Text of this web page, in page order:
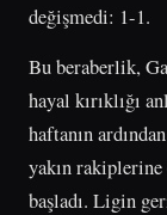
değişmedi: 1-1.
Bu beraberlik,
hayal kırıklığı
haftanın
yakın
başladı. Ligin